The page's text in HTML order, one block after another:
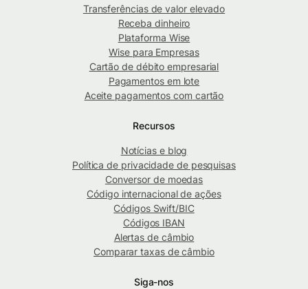
Transferências de valor elevado
Receba dinheiro
Plataforma Wise
Wise para Empresas
Cartão de débito empresarial
Pagamentos em lote
Aceite pagamentos com cartão
Recursos
Notícias e blog
Política de privacidade de pesquisas
Conversor de moedas
Código internacional de ações
Códigos Swift/BIC
Códigos IBAN
Alertas de câmbio
Comparar taxas de câmbio
Siga-nos